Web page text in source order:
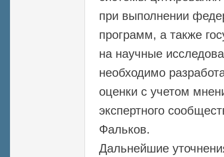
при выполнении
программ, а также
на научные
необходимо
оценки с учетом
экспертного
Фальков.
Дальнейшие